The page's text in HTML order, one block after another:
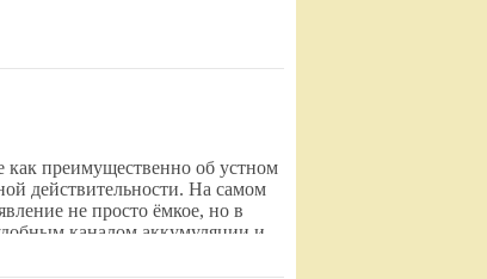
как преимущественно об устном
действительности. На самом
не просто ёмкое, но в
каналом аккумуляции и